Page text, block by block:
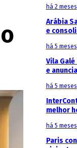
há 2 meses
Arábia
e
há 5 meses
Vila
e
há 5 meses
melhor
há 5 meses
Paris